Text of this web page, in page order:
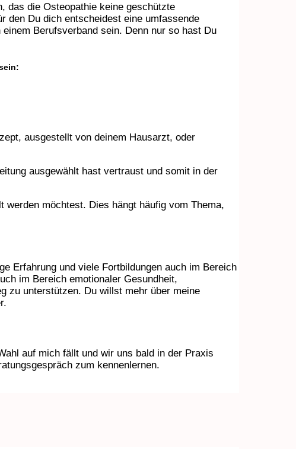
das die Osteopathie keine geschützte
den Du dich entscheidest eine umfassende
Berufsverband sein. Denn nur so hast Du
ausgestellt von deinem Hausarzt, oder
ausgewählt hast vertraust und somit in der
möchtest. Dies hängt häufig vom Thema,
Erfahrung und viele Fortbildungen auch im Bereich
im Bereich emotionaler Gesundheit,
zu unterstützen. Du willst mehr über meine
auf mich fällt und wir uns bald in der Praxis
zum kennenlernen.